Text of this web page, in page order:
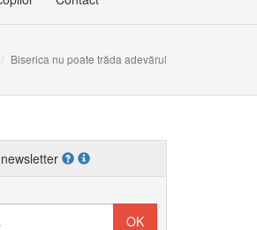
Biserica nu poate trăda adevărul